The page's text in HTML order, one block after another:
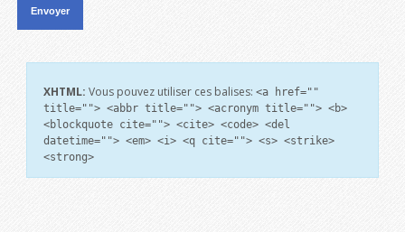
XHTML: Vous pouvez utiliser ces balises: <a href=""
title=""> <abbr title=""> <acronym title=""> <b>
<blockquote cite=""> <cite> <code> <del
datetime=""> <em> <i> <q cite=""> <s> <strike>
<strong>